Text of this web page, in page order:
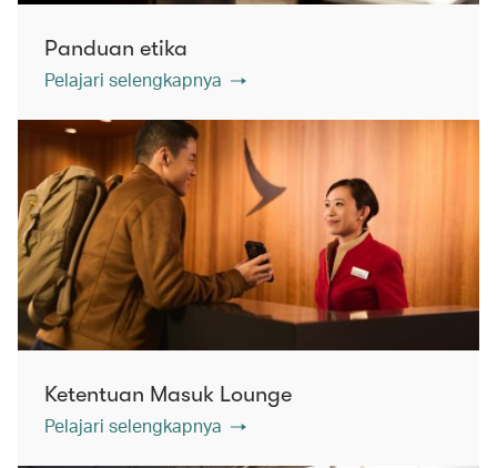
Panduan etika
Pelajari selengkapnya
Ketentuan Masuk Lounge
Pelajari selengkapnya